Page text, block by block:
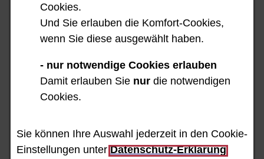
Cookies.
Und Sie erlauben die Komfort-Cookies,
wenn Sie diese ausgewählt haben.
- nur notwendige Cookies erlauben
Damit erlauben Sie nur die notwendigen
Cookies.
Sie können Ihre Auswahl jederzeit in den Cookie-
Einstellungen unter Datenschutz-Erklärung
Uhrzeit der Veranstaltung